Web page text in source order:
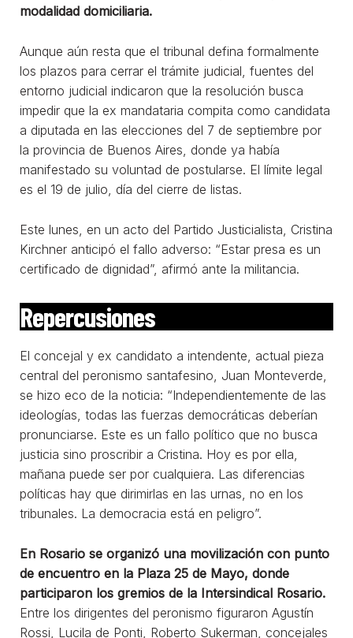
modalidad domiciliaria.
Aunque aún resta que el tribunal defina formalmente
los plazos para cerrar el trámite judicial, fuentes del
entorno judicial indicaron que la resolución busca
impedir que la ex mandataria compita como candidata
a diputada en las elecciones del 7 de septiembre por
la provincia de Buenos Aires, donde ya había
manifestado su voluntad de postularse. El límite legal
es el 19 de julio, día del cierre de listas.
Este lunes, en un acto del Partido Justicialista, Cristina
Kirchner anticipó el fallo adverso: “Estar presa es un
certificado de dignidad”, afirmó ante la militancia.
Repercusiones
El concejal y ex candidato a intendente, actual pieza
central del peronismo santafesino, Juan Monteverde,
se hizo eco de la noticia: “Independientemente de las
ideologías, todas las fuerzas democráticas deberían
pronunciarse. Este es un fallo político que no busca
justicia sino proscribir a Cristina. Hoy es por ella,
mañana puede ser por cualquiera. Las diferencias
políticas hay que dirimirlas en las urnas, no en los
tribunales. La democracia está en peligro”.
En Rosario se organizó una movilización con punto
de encuentro en la Plaza 25 de Mayo, donde
participaron los gremios de la Intersindical Rosario.
Entre los dirigentes del peronismo figuraron Agustín
Rossi, Lucila de Ponti, Roberto Sukerman, concejales